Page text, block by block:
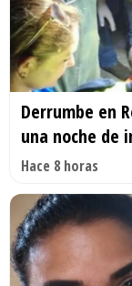
Derrumbe en
una noche de
Hace 8 horas